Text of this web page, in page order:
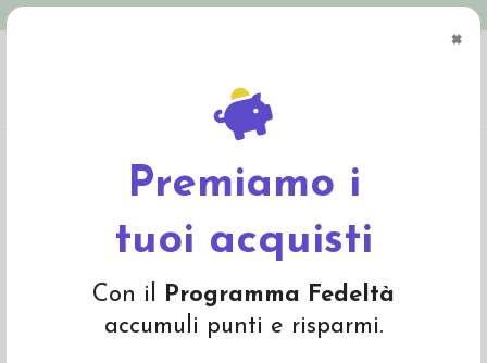
×
Premiamo i
tuoi acquisti
Con il Programma Fedeltà
accumuli punti e risparmi.
cotone biologico "Flowery" - col. bianco fantasia